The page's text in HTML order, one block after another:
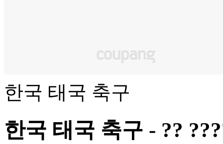
한국 태국 축구
한국 태국 축구 - ??